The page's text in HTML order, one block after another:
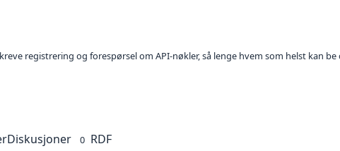
registrering og forespørsel om API-nøkler, så lenge hvem som helst kan
Diskusjoner 0 RDF